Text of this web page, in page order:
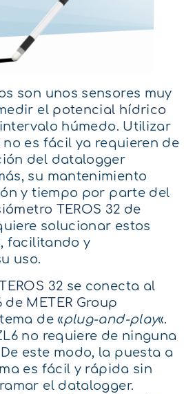
son unos sensores muy
el potencial hídrico
húmedo. Utilizar
es fácil ya requieren de
del datalogger
su mantenimiento
y tiempo por parte del
TEROS 32 de
solucionar estos
facilitando y
uso.
32 se conecta al
METER Group
de «plug-and-play«.
no requiere de ninguna
este modo, la puesta a
es fácil y rápida sin
el datalogger.